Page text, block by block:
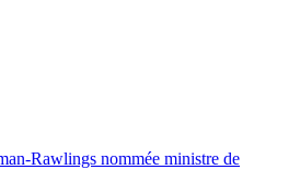
Rawlings nommée ministre de